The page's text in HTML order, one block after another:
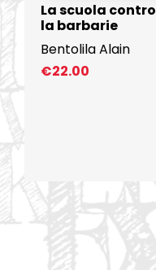
La scuola contro
la barbarie
Bentolila Alain
€22.00